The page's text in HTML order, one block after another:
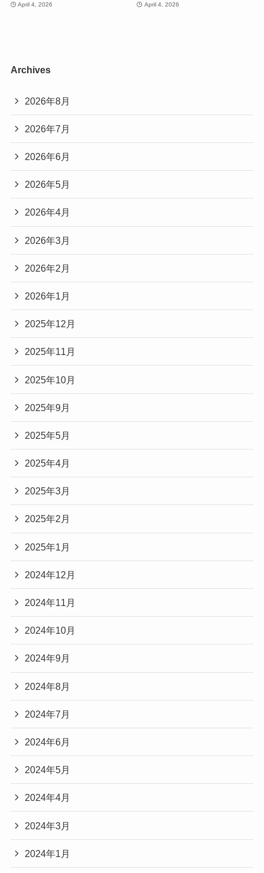
April 4, 2026 April 4, 2026
Archives
2026年8月
2026年7月
2026年6月
2026年5月
2026年4月
2026年3月
2026年2月
2026年1月
2025年12月
2025年11月
2025年10月
2025年9月
2025年5月
2025年4月
2025年3月
2025年2月
2025年1月
2024年12月
2024年11月
2024年10月
2024年9月
2024年8月
2024年7月
2024年6月
2024年5月
2024年4月
2024年3月
2024年1月